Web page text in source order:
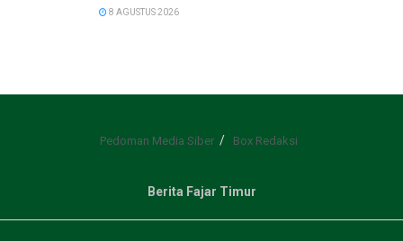
8 AGUSTUS 2026
Pedoman Media Siber Box Redaksi
Berita Fajar Timur